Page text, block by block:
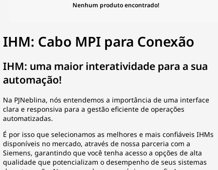
Nenhum produto encontrado!
IHM: Cabo MPI para Conexão
IHM: uma maior interatividade para a sua
automação!
Na PJNeblina, nós entendemos a importância de uma interface
clara e responsiva para a gestão eficiente de operações
automatizadas.
É por isso que selecionamos as melhores e mais confiáveis IHMs
disponíveis no mercado, através de nossa parceria com a
Siemens, garantindo que você tenha acesso a opções de alta
qualidade que potencializam o desempenho de seus sistemas